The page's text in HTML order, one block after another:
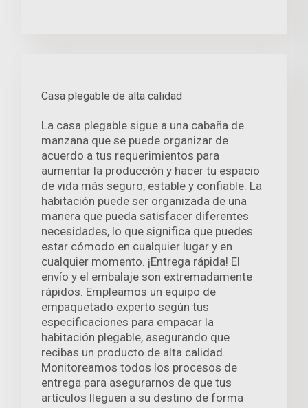
Casa plegable de alta calidad
La casa plegable sigue a una cabaña de
manzana que se puede organizar de
acuerdo a tus requerimientos para
aumentar la producción y hacer tu espacio
de vida más seguro, estable y confiable. La
habitación puede ser organizada de una
manera que pueda satisfacer diferentes
necesidades, lo que significa que puedes
estar cómodo en cualquier lugar y en
cualquier momento. ¡Entrega rápida! El
envío y el embalaje son extremadamente
rápidos. Empleamos un equipo de
empaquetado experto según tus
especificaciones para empacar la
habitación plegable, asegurando que
recibas un producto de alta calidad.
Monitoreamos todos los procesos de
entrega para asegurarnos de que tus
artículos lleguen a su destino de forma